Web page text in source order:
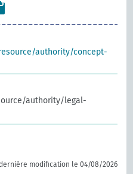
authority/concept-
authority/legal-
modification le 04/08/2026